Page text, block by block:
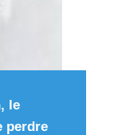
le
perdre